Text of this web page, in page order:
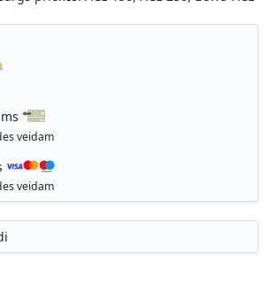
veidam
veidam